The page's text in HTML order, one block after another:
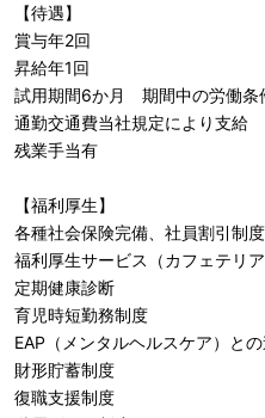
【待遇】
賞与年2回
昇給年1回
試用期間6か月 期間中の労働条
通勤交通費当社規定により支給
残業手当有
【福利厚生】
各種社会保険完備、社員割引制
福利厚生サービス（カフェテリア
定期健康診断
育児時短勤務制度
EAP（メンタルヘルスケア）と
財形貯蓄制度
復職支援制度